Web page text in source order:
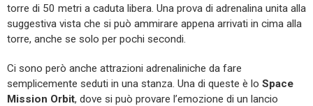
torre di 50 metri a caduta libera. Una prova di adrenalina unita alla
suggestiva vista che si può ammirare appena arrivati in cima alla
torre, anche se solo per pochi secondi.
Ci sono però anche attrazioni adrenaliniche da fare
semplicemente seduti in una stanza. Una di queste è lo Space
Mission Orbit, dove si può provare l’emozione di un lancio